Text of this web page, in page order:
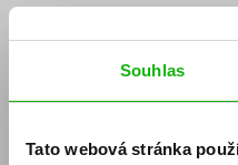
Souhlas
Tato webová stránka